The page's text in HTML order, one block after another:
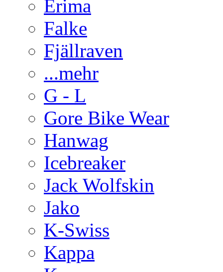
Erima
Falke
Fjällraven
...mehr
G - L
Gore Bike Wear
Hanwag
Icebreaker
Jack Wolfskin
Jako
K-Swiss
Kappa